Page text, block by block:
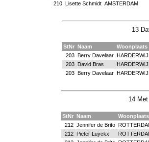
210 Lisette Schmidt AMSTERDAM
13
StNr Naam
Woonplaats
203 Berry Davelaar
203
David Bras
203 Berry Davelaar
14
StNr Naam
Woonplaats
212 Jennifer de Brito
212 Pieter Luyckx